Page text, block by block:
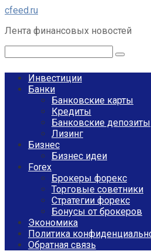
Перейти
контенту
cfeed.ru
Лента финансовых новостей
Инвестиции
Банки
Банковские карты
Кредиты
Банковские депозиты
Лизинг
Бизнес
Бизнес идеи
Forex
Брокеры форекс
Торговые советники
Стратегии форекс
Бонусы от брокеров
Экономика
Политика
Обратная связь